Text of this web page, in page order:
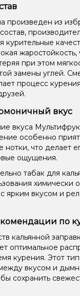
произведен из
жаростойкость,
при этом
замены углей.
процесс
вкус
вкуса
особенно
нотки, что делает
ощущения.
табак для
химически
ярким вкусом и
по
кальянной
оптимальное
курения. Этот
вкусом и
сохранить